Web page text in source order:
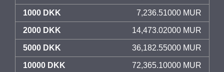
1000 DKK 7,236.51000 MUR
2000 DKK 14,473.02000 MUR
5000 DKK 36,182.55000 MUR
10000 DKK 72,365.10000 MUR